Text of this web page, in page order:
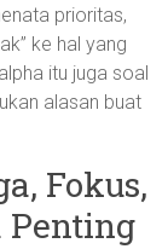
prioritas,
ke hal yang
itu juga soal
alasan buat
Fokus,